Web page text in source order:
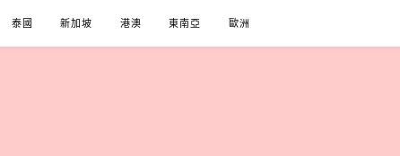
泰國 新加坡 港澳 東南亞 歐洲